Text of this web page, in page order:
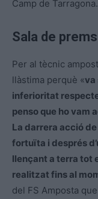
Camp de Tarragona.
Sala de
Per al tècnic
llàstima perquè «va
inferioritat
penso que ho vam
La darrera acció
fortuïta i després
llençant a terra tot
realitzat fins al
del FS Amposta